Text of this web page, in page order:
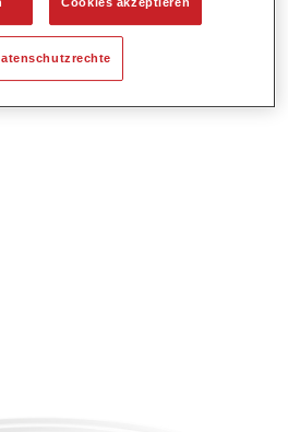
Deckvermögen.